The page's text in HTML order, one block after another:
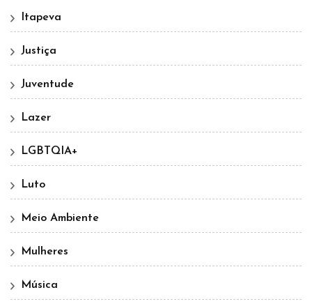
Itapeva
Justiça
Juventude
Lazer
LGBTQIA+
Luto
Meio Ambiente
Mulheres
Música